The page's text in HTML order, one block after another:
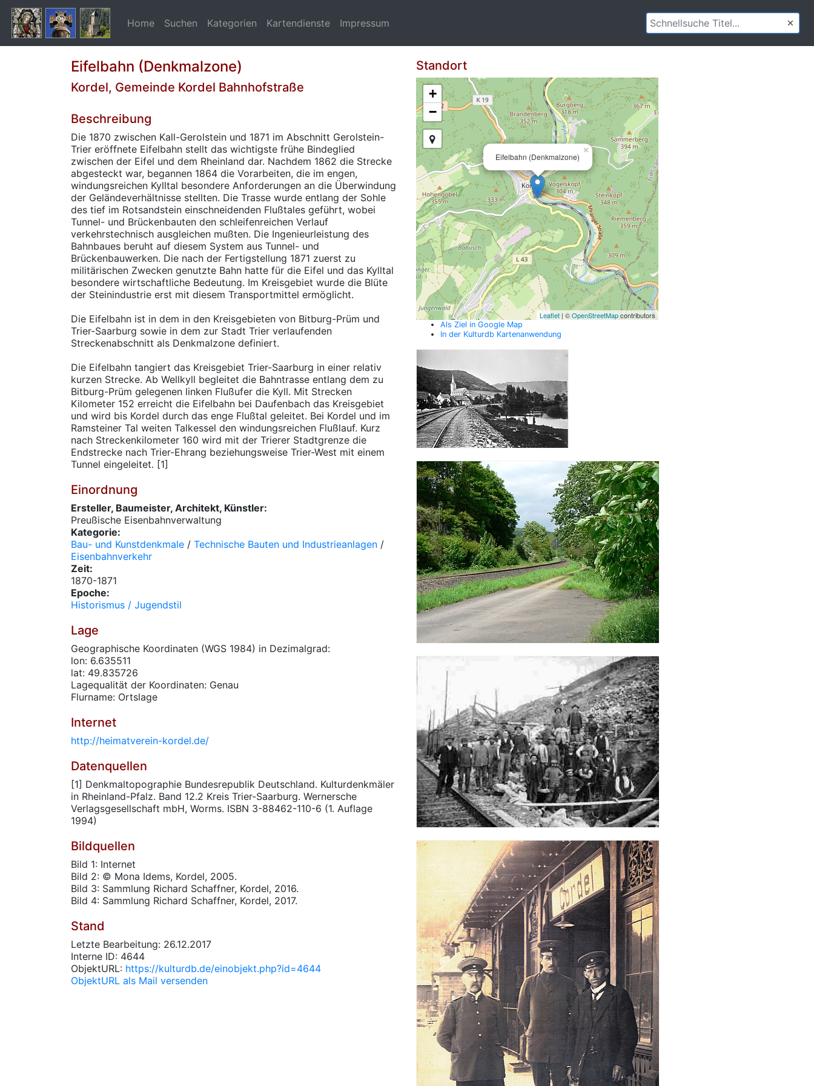
Home Suchen Kategorien Kartendienste Impressum
Eifelbahn (Denkmalzone)
Kordel, Gemeinde Kordel Bahnhofstraße
Beschreibung
Die 1870 zwischen Kall-Gerolstein und 1871 im Abschnitt Gerolstein-
Trier eröffnete Eifelbahn stellt das wichtigste frühe Bindeglied
zwischen der Eifel und dem Rheinland dar. Nachdem 1862 die Strecke
abgesteckt war, begannen 1864 die Vorarbeiten, die im engen,
windungsreichen Kylltal besondere Anforderungen an die Überwindung
der Geländeverhältnisse stellten. Die Trasse wurde entlang der Sohle
des tief im Rotsandstein einschneidenden Flußtales geführt, wobei
Tunnel- und Brückenbauten den schleifenreichen Verlauf
verkehrstechnisch ausgleichen mußten. Die Ingenieurleistung des
Bahnbaues beruht auf diesem System aus Tunnel- und
Brückenbauwerken. Die nach der Fertigstellung 1871 zuerst zu
militärischen Zwecken genutzte Bahn hatte für die Eifel und das Kylltal
besondere wirtschaftliche Bedeutung. Im Kreisgebiet wurde die Blüte
der Steinindustrie erst mit diesem Transportmittel ermöglicht.
Die Eifelbahn ist in dem in den Kreisgebieten von Bitburg-Prüm und
Trier-Saarburg sowie in dem zur Stadt Trier verlaufenden
Streckenabschnitt als Denkmalzone definiert.
Die Eifelbahn tangiert das Kreisgebiet Trier-Saarburg in einer relativ
kurzen Strecke. Ab Wellkyll begleitet die Bahntrasse entlang dem zu
Bitburg-Prüm gelegenen linken Flußufer die Kyll. Mit Strecken
Kilometer 152 erreicht die Eifelbahn bei Daufenbach das Kreisgebiet
und wird bis Kordel durch das enge Flußtal geleitet. Bei Kordel und im
Ramsteiner Tal weiten Talkessel den windungsreichen Flußlauf. Kurz
nach Streckenkilometer 160 wird mit der Trierer Stadtgrenze die
Endstrecke nach Trier-Ehrang beziehungsweise Trier-West mit einem
Tunnel eingeleitet. [1]
Einordnung
Ersteller, Baumeister, Architekt, Künstler:
Preußische Eisenbahnverwaltung
Kategorie:
Bau- und Kunstdenkmale / Technische Bauten und Industrieanlagen /
Eisenbahnverkehr
Zeit:
1870-1871
Epoche:
Historismus / Jugendstil
Lage
Geographische Koordinaten (WGS 1984) in Dezimalgrad:
lon: 6.635511
lat: 49.835726
Lagequalität der Koordinaten: Genau
Flurname: Ortslage
Internet
http://heimatverein-kordel.de/
Datenquellen
[1] Denkmaltopographie Bundesrepublik Deutschland. Kulturdenkmäler
in Rheinland-Pfalz. Band 12.2 Kreis Trier-Saarburg. Wernersche
Verlagsgesellschaft mbH, Worms. ISBN 3-88462-110-6 (1. Auflage
1994)
Bildquellen
Bild 1: Internet
Bild 2: © Mona Idems, Kordel, 2005.
Bild 3: Sammlung Richard Schaffner, Kordel, 2016.
Bild 4: Sammlung Richard Schaffner, Kordel, 2017.
Stand
Letzte Bearbeitung: 26.12.2017
Interne ID: 4644
ObjektURL: https://kulturdb.de/einobjekt.php?id=4644
ObjektURL als Mail versenden
Standort
Eifelbahn (Denkmalzone)
×
+
−
Leaflet | ©OpenStreetMapcontributors
Als Ziel in Google Map
In der Kulturdb Kartenanwendung